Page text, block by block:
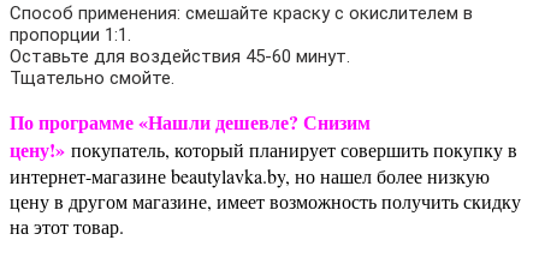
Способ применения: смешайте краску с окислителем в
пропорции 1:1.
Оставьте для воздействия 45-60 минут.
Тщательно смойте.
По программе «Нашли дешевле? Снизим
цену!» покупатель, который планирует совершить покупку в
интернет-магазине beautylavka.by, но нашел более низкую
цену в другом магазине, имеет возможность получить скидку
на этот товар.